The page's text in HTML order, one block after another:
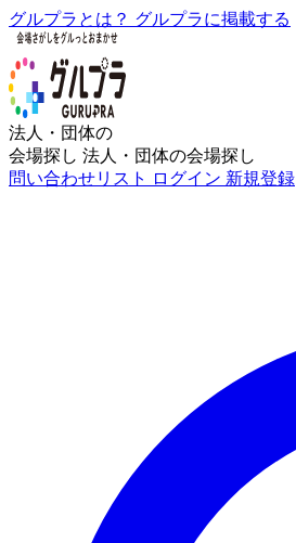
グルプラとは？ グルプラに掲載する
法人・団体の
会場探し 法人・団体の会場探し
問い合わせリスト
ログイン 新規登録